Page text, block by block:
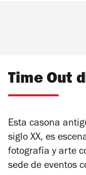
Time Out
Esta casona
siglo XX, es
fotografía y arte
sede de eventos